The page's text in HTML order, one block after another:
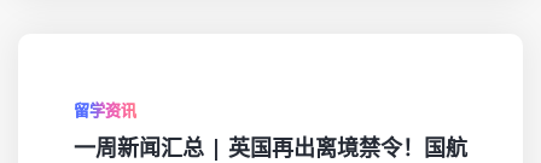
留学资讯
一周新闻汇总 | 英国再出离境禁令！国航